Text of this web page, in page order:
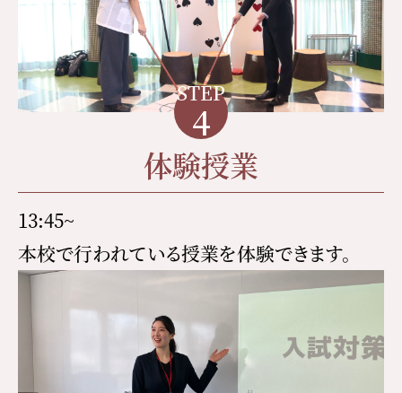
STEP
4
体験授業
13:45~
本校で行われている授業を体験できます。